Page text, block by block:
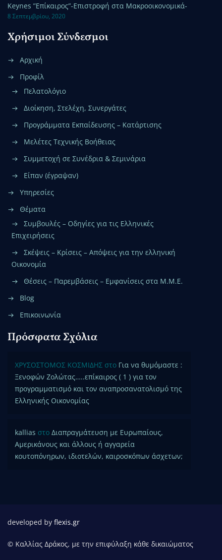
Keynes ”Επίκαιρος”-Επιστροφή στα Μακροοικονομικά-
8 Σεπτεμβρίου, 2020
Χρήσιμοι Σύνδεσμοι
Αρχική
Προφίλ
Πελατολόγιο
Διοίκηση, Στελέχη, Συνεργάτες
Προγράμματα Εκπαίδευσης – Κατάρτισης
Μελέτες Τεχνικής Βοήθειας
Συμμετοχή σε Συνέδρια & Σεμινάρια
Είπαν (έγραψαν)
Υπηρεσίες
Θέματα
Συμβουλές – Οδηγίες για τις Ελληνικές
Επιχειρήσεις
Σκέψεις – Κρίσεις – Απόψεις για την ελληνική
Οικονομία
Θέσεις – Παρεμβάσεις – Εμφανίσεις στα Μ.Μ.Ε.
Blog
Επικοινωνία
Πρόσφατα Σχόλια
ΧΡΥΣΟΣΤΟΜΟΣ ΚΟΣΜΙΔΗΣ στο Για να θυμόμαστε :
Ξενοφών Ζολώτας…..επίκαιρος ( 1 ) για τον
προγραμματισμό και τον αναπροσανατολισμό της
Ελληνικής Οικονομίας
kallias στο Διαπραγμάτευση με Ευρωπαίους,
Αμερικάνους και άλλους ή αγγαρεία
κουτοπόνηρων, ιδιοτελών, καιροσκόπων άσχετων;
developed by flexis.gr
© Καλλίας Δράκος, με την επιφύλαξη κάθε δικαιώματος